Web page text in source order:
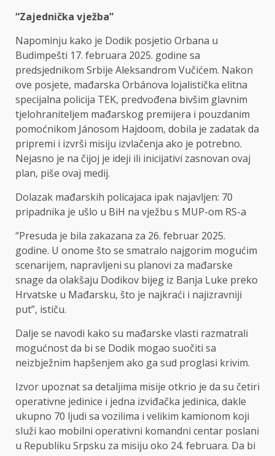
“Zajednička vježba”
Napominju kako je Dodik posjetio Orbana u
Budimpešti 17. februara 2025. godine sa
predsjednikom Srbije Aleksandrom Vučićem. Nakon
ove posjete, mađarska Orbánova lojalistička elitna
specijalna policija TEK, predvođena bivšim glavnim
tjelohraniteljem mađarskog premijera i pouzdanim
pomoćnikom Jánosom Hajdoom, dobila je zadatak da
pripremi i izvrši misiju izvlačenja ako je potrebno.
Nejasno je na čijoj je ideji ili inicijativi zasnovan ovaj
plan, piše ovaj medij.
Dolazak mađarskih policajaca ipak najavljen: 70
pripadnika je ušlo u BiH na vježbu s MUP-om RS-a
“Presuda je bila zakazana za 26. februar 2025.
godine. U onome što se smatralo najgorim mogućim
scenarijem, napravljeni su planovi za mađarske
snage da olakšaju Dodikov bijeg iz Banja Luke preko
Hrvatske u Mađarsku, što je najkraći i najizravniji
put”, ističu.
Dalje se navodi kako su mađarske vlasti razmatrali
mogućnost da bi se Dodik mogao suočiti sa
neizbježnim hapšenjem ako ga sud proglasi krivim.
Izvor upoznat sa detaljima misije otkrio je da su četiri
operativne jedinice i jedna izviđačka jedinica, dakle
ukupno 70 ljudi sa vozilima i velikim kamionom koji
služi kao mobilni operativni komandni centar poslani
u Republiku Srpsku za misiju oko 24. februara. Da bi